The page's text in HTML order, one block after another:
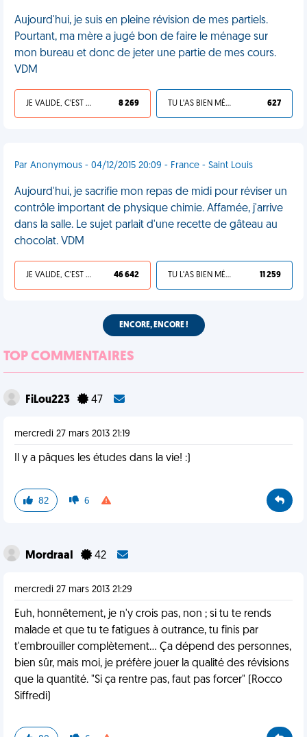
Aujourd'hui, je suis en pleine révision de mes partiels.
Pourtant, ma mère a jugé bon de faire le ménage sur
mon bureau et donc de jeter une partie de mes cours.
VDM
JE VALIDE, C'EST UNE VDM 8 269 TU L'AS BIEN MÉRITÉ 627
Par Anonymous - 04/12/2015 20:09 - France - Saint Louis
Aujourd'hui, je sacrifie mon repas de midi pour réviser un
contrôle important de physique chimie. Affamée, j'arrive
dans la salle. Le sujet parlait d'une recette de gâteau au
chocolat. VDM
JE VALIDE, C'EST UNE VDM 46 642 TU L'AS BIEN MÉRITÉ 11 259
ENCORE, ENCORE !
TOP COMMENTAIRES
FiLou223 47
mercredi 27 mars 2013 21:19
Il y a pâques les études dans la vie! :)
82 6
MordraaI 42
mercredi 27 mars 2013 21:29
Euh, honnêtement, je n'y crois pas, non ; si tu te rends
malade et que tu te fatigues à outrance, tu finis par
t'embrouiller complètement... Ça dépend des personnes,
bien sûr, mais moi, je préfère jouer la qualité des révisions
que la quantité. "Si ça rentre pas, faut pas forcer" (Rocco
Siffredi)